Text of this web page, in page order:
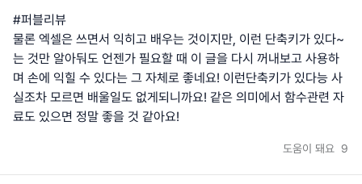
#퍼블리뷰
물론 엑셀은 쓰면서 익히고 배우는 것이지만, 이런 단축키가 있다~
는 것만 알아둬도 언젠가 필요할 때 이 글을 다시 꺼내보고 사용하
며 손에 익힐 수 있다는 그 자체로 좋네요! 이런단축키가 있다능 사
실조차 모르면 배울일도 없게되니까요! 같은 의미에서 함수관련 자
료도 있으면 정말 좋을 것 같아요!
도움이 돼요 9